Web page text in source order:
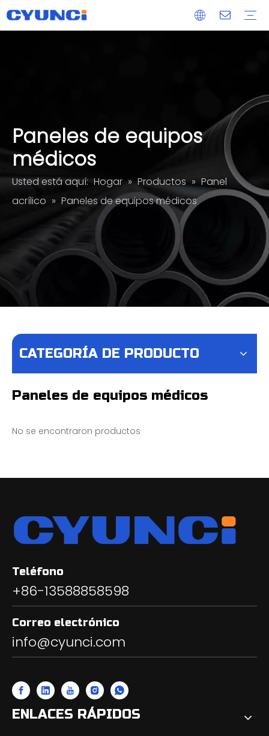
Paneles de equipos
médicos
Usted está aquí: Hogar » Productos » Panel
acrílico » Paneles de equipos médicos
CATEGORÍA DE PRODUCTO
Paneles de equipos médicos
No se encontraron productos
Teléfono
+86-13588858598
Correo electrónico
info@cyunci.com
ENLACES RÁPIDOS